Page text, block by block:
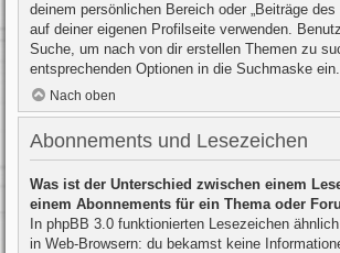
deinem persönlichen Bereich oder „Beiträge
auf deiner eigenen Profilseite verwenden.
Suche, um nach von dir erstellen Themen zu
entsprechenden Optionen in die Suchmaske ein.
Nach oben
Abonnements und Lesezeichen
Was ist der Unterschied zwischen einem
einem Abonnements für ein Thema oder
In phpBB 3.0 funktionierten Lesezeichen
in Web-Browsern: du bekamst keine